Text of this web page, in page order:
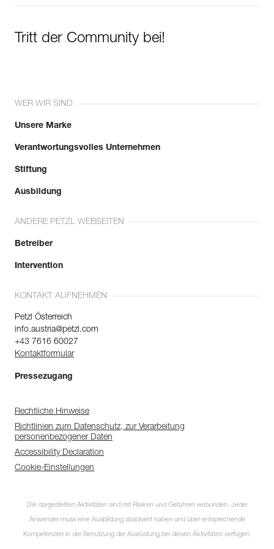
Tritt der Community bei!
WER WIR SIND
Unsere Marke
Verantwortungsvolles Unternehmen
Stiftung
Ausbildung
ANDERE PETZL WEBSEITEN
Betreiber
Intervention
KONTAKT AUFNEHMEN
Petzl Österreich
info.austria@petzl.com
+43 7616 60027
Kontaktformular
Pressezugang
Rechtliche Hinweise
Richtlinien zum Datenschutz, zur Verarbeitung
personenbezogener Daten
Accessibility Declaration
Cookie-Einstellungen
Die dargestellten Aktivitäten sind mit Risiken und Gefahren verbunden. Jeder
Anwender muss eine Ausbildung absolviert haben und über entsprechende
Kompetenzen in der Benutzung der Ausrüstung bei diesen Aktivitäten verfügen.